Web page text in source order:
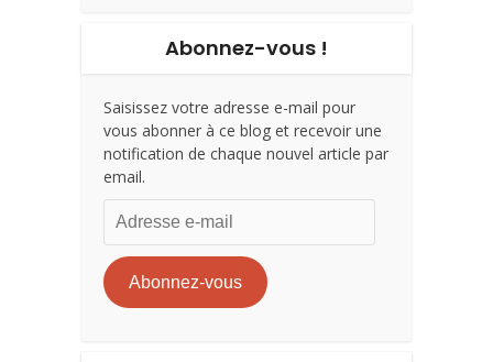
Abonnez-vous !
Saisissez votre adresse e-mail pour
vous abonner à ce blog et recevoir une
notification de chaque nouvel article par
email.
Adresse
e-
mail
Abonnez-vous